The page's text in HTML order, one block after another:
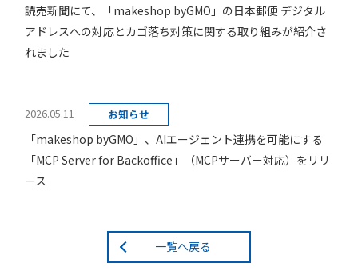
読売新聞にて、「makeshop byGMO」の日本郵便 デジタル
アドレスへの対応とカゴ落ち対策に関する取り組みが紹介さ
れました
2026.05.11 お知らせ
「makeshop byGMO」、AIエージェント連携を可能にする
「MCP Server for Backoffice」（MCPサーバー対応）をリリ
ース
一覧へ戻る